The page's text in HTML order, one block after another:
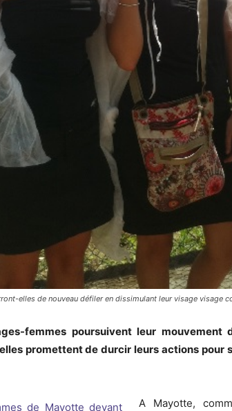
elles de nouveau défiler en dissimulant leur visage visage
femmes poursuivent leur mouvement
promettent de durcir leurs actions pour
A Mayotte,